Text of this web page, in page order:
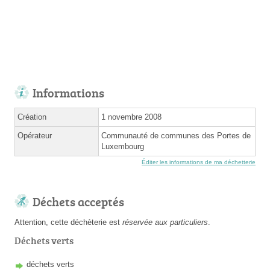
Informations
Création 1 novembre 2008
Opérateur
Communauté de communes des Portes de
Luxembourg
Éditer les informations de ma déchetterie
Déchets acceptés
Attention, cette déchèterie est réservée aux particuliers
Déchets verts
déchets verts